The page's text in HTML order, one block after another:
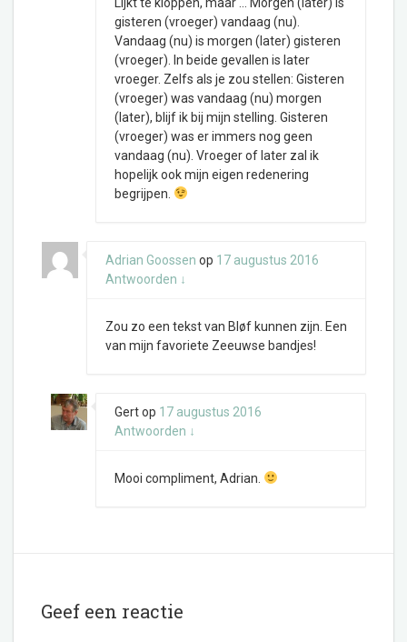
gisteren (vroeger) vandaag (nu).
Vandaag (nu) is morgen (later) gisteren
(vroeger). In beide gevallen is later
vroeger. Zelfs als je zou stellen: Gisteren
(vroeger) was vandaag (nu) morgen
(later), blijf ik bij mijn stelling. Gisteren
(vroeger) was er immers nog geen
vandaag (nu). Vroeger of later zal ik
hopelijk ook mijn eigen redenering
begrijpen.
Adrian Goossen op 17 augustus 2016
Antwoorden ↓
Zou zo een tekst van Bløf kunnen zijn. Een
van mijn favoriete Zeeuwse bandjes!
Gertop 17 augustus 2016
Antwoorden ↓
Mooi compliment, Adrian.
Geef een reactie